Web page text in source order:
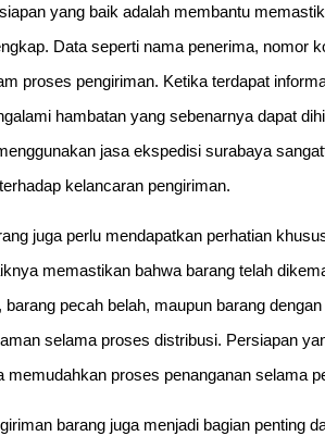
yang baik adalah membantu
Data seperti nama penerima, nomor
proses pengiriman. Ketika terdapat
hambatan yang sebenarnya dapat
jasa ekspedisi surabaya
kelancaran pengiriman.
juga perlu mendapatkan perhatian
memastikan bahwa barang telah
pecah belah, maupun barang
selama proses distribusi. Persiapan
memudahkan proses penanganan selama
barang juga menjadi bagian penting